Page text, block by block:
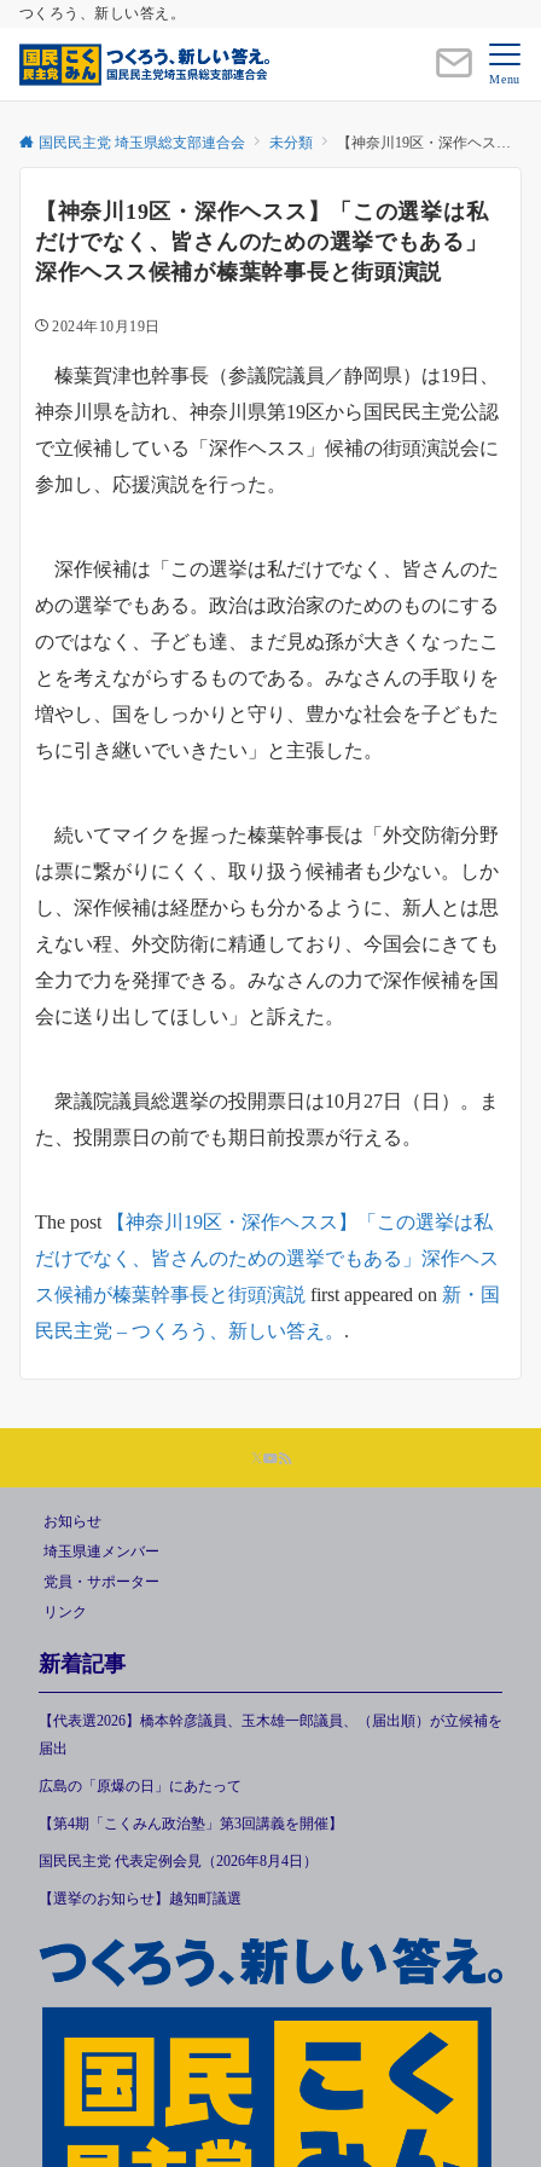
つくろう、新しい答え。
Menu
国民民主党 埼玉県総支部連合会 未分類 【神奈川19区・深作ヘスス】「この選挙は私だけでなく、皆さんのための選挙でもある」深作ヘスス候補が榛葉幹事長と街頭演説
【神奈川19区・深作ヘスス】「この選挙は私
だけでなく、皆さんのための選挙でもある」
深作ヘスス候補が榛葉幹事長と街頭演説
2024年10月19日
榛葉賀津也幹事長（参議院議員／静岡県）は19日、
神奈川県を訪れ、神奈川県第19区から国民民主党公認
で立候補している「深作ヘスス」候補の街頭演説会に
参加し、応援演説を行った。
深作候補は「この選挙は私だけでなく、皆さんのた
めの選挙でもある。政治は政治家のためのものにする
のではなく、子ども達、まだ見ぬ孫が大きくなったこ
とを考えながらするものである。みなさんの手取りを
増やし、国をしっかりと守り、豊かな社会を子どもた
ちに引き継いでいきたい」と主張した。
続いてマイクを握った榛葉幹事長は「外交防衛分野
は票に繋がりにくく、取り扱う候補者も少ない。しか
し、深作候補は経歴からも分かるように、新人とは思
えない程、外交防衛に精通しており、今国会にきても
全力で力を発揮できる。みなさんの力で深作候補を国
会に送り出してほしい」と訴えた。
衆議院議員総選挙の投開票日は10月27日（日）。ま
た、投開票日の前でも期日前投票が行える。
The post
【神奈川19区・深作ヘスス】「この選挙は私
だけでなく、皆さんのための選挙でもある」深作ヘス
ス候補が榛葉幹事長と街頭演説 first appeared on 新・国
民民主党 – つくろう、新しい答え。 .
お知らせ
埼玉県連メンバー
党員・サポーター
リンク
新着記事
【代表選2026】橋本幹彦議員、玉木雄一郎議員、（届出順）が立候補を
届出
広島の「原爆の日」にあたって
【第4期「こくみん政治塾」第3回講義を開催】
国民民主党 代表定例会見（2026年8月4日）
【選挙のお知らせ】越知町議選